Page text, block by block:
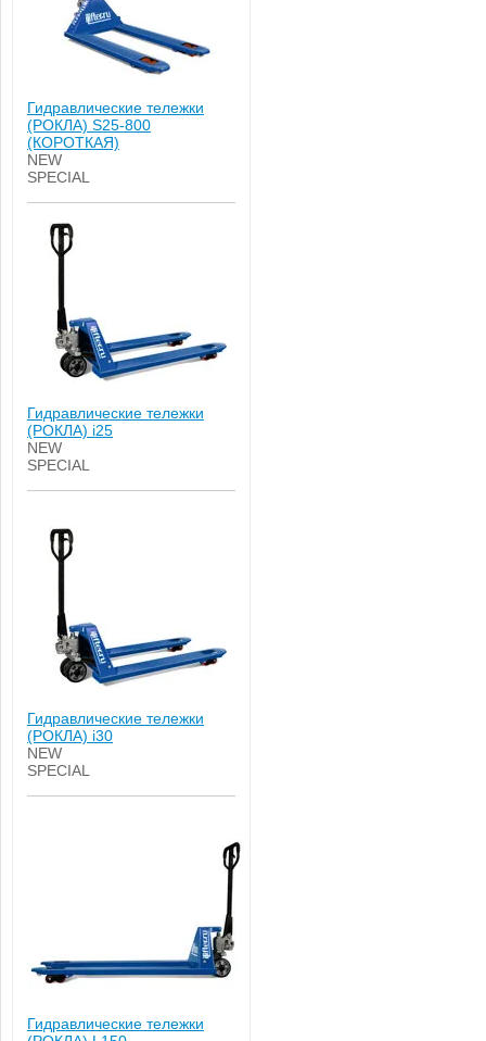
Гидравлические тележки
(РОКЛА) S25-800
(КОРОТКАЯ)
NEW
SPECIAL
Гидравлические тележки
(РОКЛА) i25
NEW
SPECIAL
Гидравлические тележки
(РОКЛА) i30
NEW
SPECIAL
Гидравлические тележки